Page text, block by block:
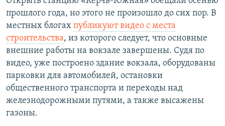
1080p
1080p
прошлого года, но этого не произошло до сих пор. В
местных блогах публикуют видео с места
строительства, из которого следует, что основные
внешние работы на вокзале завершены. Судя по
видео, уже построено здание вокзала, оборудованы
парковки для автомобилей, остановки
общественного транспорта и переходы над
железнодорожными путями, а также высажены
газоны.